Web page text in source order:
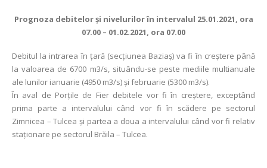
Prognoza debitelor şi nivelurilor în intervalul 25.01.2021, ora
07.00 – 01.02.2021, ora 07.00
Debitul la intrarea în ţară (secţiunea Baziaş) va fi în creștere până
la valoarea de 6700 m3/s, situându-se peste mediile multianuale
ale lunilor ianuarie (4950 m3/s) și februarie (5300 m3/s).
În aval de Porţile de Fier debitele vor fi în creștere, exceptând
prima parte a intervalului când vor fi în scădere pe sectorul
Zimnicea – Tulcea și partea a doua a intervalului când vor fi relativ
staționare pe sectorul Brăila – Tulcea.